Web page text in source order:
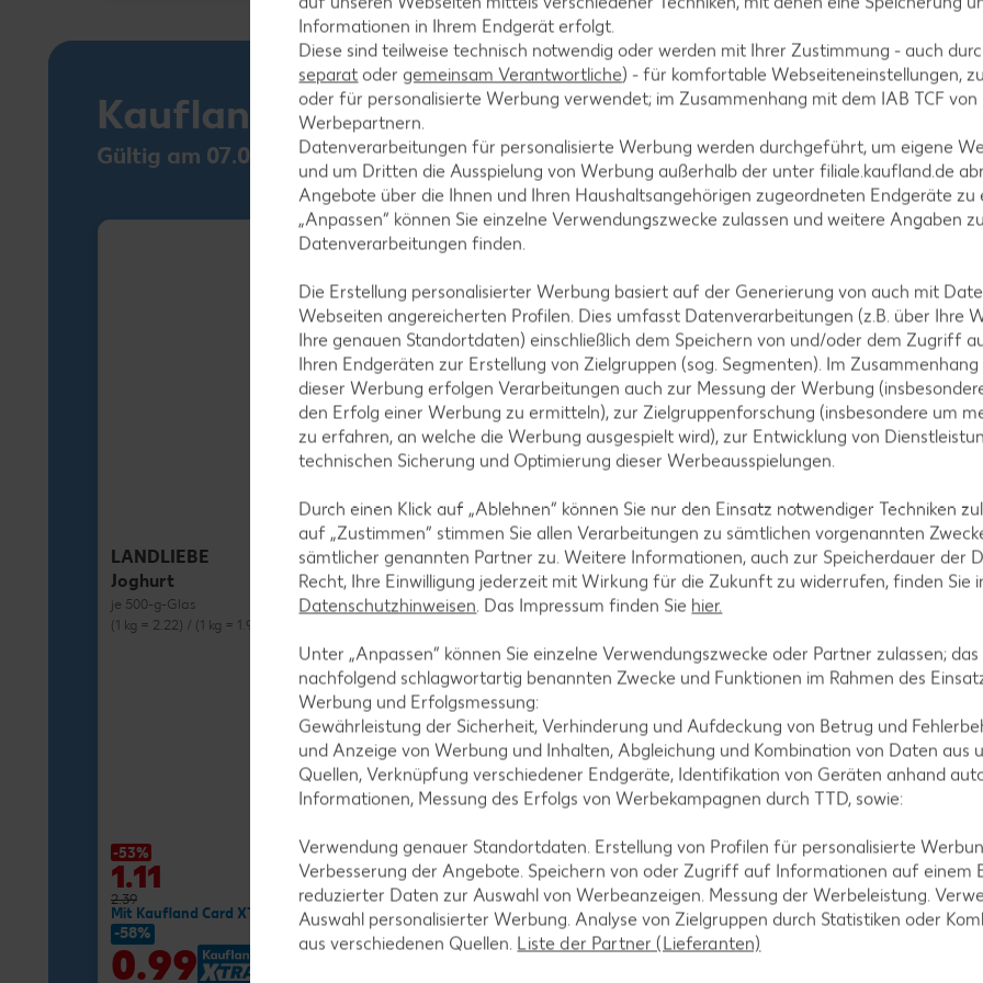
Kaufland Card XTRA
Gültig am 07.08.
LANDLIEBE
Joghurt
je 500-g-Glas
(1 kg = 2.22) / (1 kg = 1.98)**
-53%
1.11
2.39
Mit Kaufland Card XTRA **
-58%
0.99
MILRAM
Buttermilch-Drink
je 750-g-Fl.
-27%
1.29
1.79
Mit Kaufland Card XTRA **
-37%
1.11
MILRAM
Körniger Frischkäse
je 200-g-Packg.
-23%
1.29
1.69
Mit Kaufland Card XTRA **
-34%
1.11
AKTION
IGLO
oder
je 480 -
(1 kg = 6.10
- 8.32)**
nur
4.44*
Mit
Informationen in Ihrem Endgerät erfolgt.
Diese sind teilweise technisch notwendig oder werden mit Ihrer Zustimmung - auch
separat oder gemeinsam Verantwortliche) - für komfortable Webseiteneinstellungen,
oder für personalisierte Werbung verwendet; im Zusammenhang mit dem IAB TCF
Werbepartnern.
Datenverarbeitungen für personalisierte Werbung werden durchgeführt, um eigene
und um Dritten die Ausspielung von Werbung außerhalb der unter filiale.kaufland.de
Angebote über die Ihnen und Ihren Haushaltsangehörigen zugeordneten Endgeräte
„Anpassen“ können Sie einzelne Verwendungszwecke zulassen und weitere Angaben
Datenverarbeitungen finden.
Die Erstellung personalisierter Werbung basiert auf der Generierung von auch mit
Webseiten angereicherten Profilen. Dies umfasst Datenverarbeitungen (z.B. über Ihre
Ihre genauen Standortdaten) einschließlich dem Speichern von und/oder dem Zugriff
Ihren Endgeräten zur Erstellung von Zielgruppen (sog. Segmenten). Im
dieser Werbung erfolgen Verarbeitungen auch zur Messung der Werbung
den Erfolg einer Werbung zu ermitteln), zur Zielgruppenforschung (insbesondere um
zu erfahren, an welche die Werbung ausgespielt wird), zur Entwicklung von
technischen Sicherung und Optimierung dieser Werbeausspielungen.
Durch einen Klick auf „Ablehnen“ können Sie nur den Einsatz notwendiger Techniken
auf „Zustimmen“ stimmen Sie allen Verarbeitungen zu sämtlichen vorgenannten
sämtlicher genannten Partner zu. Weitere Informationen, auch zur Speicherdauer der
Recht, Ihre Einwilligung jederzeit mit Wirkung für die Zukunft zu widerrufen, finden Sie
Datenschutzhinweisen. Das Impressum finden Sie hier.
Unter „Anpassen“ können Sie einzelne Verwendungszwecke oder Partner zulassen;
nachfolgend schlagwortartig benannten Zwecke und Funktionen im Rahmen des
Werbung und Erfolgsmessung:
Gewährleistung der Sicherheit, Verhinderung und Aufdeckung von Betrug und
und Anzeige von Werbung und Inhalten, Abgleichung und Kombination von Daten aus
Quellen, Verknüpfung verschiedener Endgeräte, Identifikation von Geräten anhand
Informationen, Messung des Erfolgs von Werbekampagnen durch TTD, sowie:
Verwendung genauer Standortdaten. Erstellung von Profilen für personalisierte
Verbesserung der Angebote. Speichern von oder Zugriff auf Informationen auf einem
reduzierter Daten zur Auswahl von Werbeanzeigen. Messung der Werbeleistung.
Auswahl personalisierter Werbung. Analyse von Zielgruppen durch Statistiken oder
aus verschiedenen Quellen. Liste der Partner (Lieferanten)